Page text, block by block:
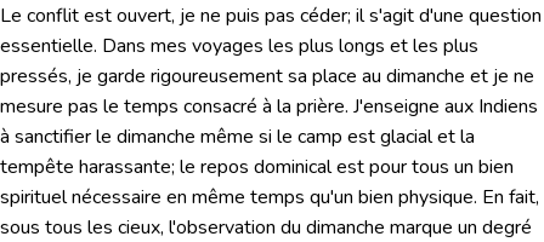
Le conflit est ouvert, je ne puis pas céder; il s'agit d'une question
essentielle. Dans mes voyages les plus longs et les plus
pressés, je garde rigoureusement sa place au dimanche et je ne
mesure pas le temps consacré à la prière. J'enseigne aux Indiens
à sanctifier le dimanche même si le camp est glacial et la
tempête harassante; le repos dominical est pour tous un bien
spirituel nécessaire en même temps qu'un bien physique. En fait,
sous tous les cieux, l'observation du dimanche marque un degré